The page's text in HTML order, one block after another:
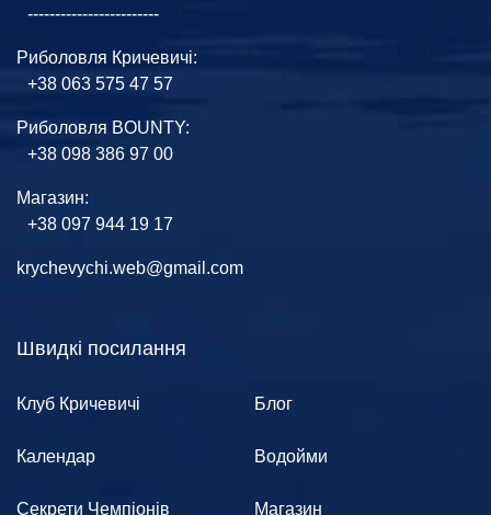
------------------------
Риболовля Кричевичі:
+38 063 575 47 57
Риболовля BOUNTY:
+38 098 386 97 00
Магазин:
+38 097 944 19 17
krychevychi.web@gmail.com
Швидкі посилання
Клуб Кричевичі
Календар
Секрети Чемпіонів
Блог
Водойми
Магазин